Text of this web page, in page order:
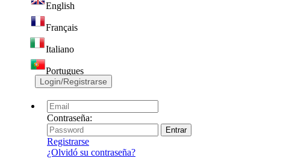
English
Français
Italiano
Portugues
Login/Registrarse
Contraseña:
Registrarse
¿Olvidó su contraseña?